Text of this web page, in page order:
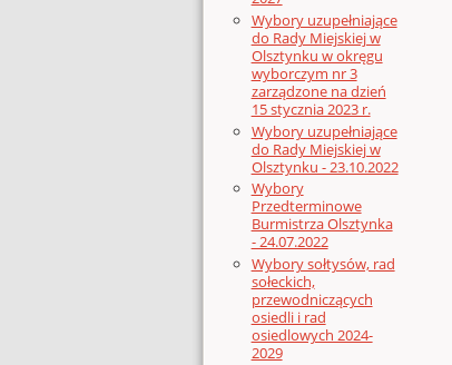
Wybory uzupełniające
do Rady Miejskiej w
Olsztynku w okręgu
wyborczym nr 3
zarządzone na dzień
15 stycznia 2023 r.
Wybory uzupełniające
do Rady Miejskiej w
Olsztynku - 23.10.2022
Wybory
Przedterminowe
Burmistrza Olsztynka
- 24.07.2022
Wybory sołtysów, rad
sołeckich,
przewodniczących
osiedli i rad
osiedlowych 2024-
2029